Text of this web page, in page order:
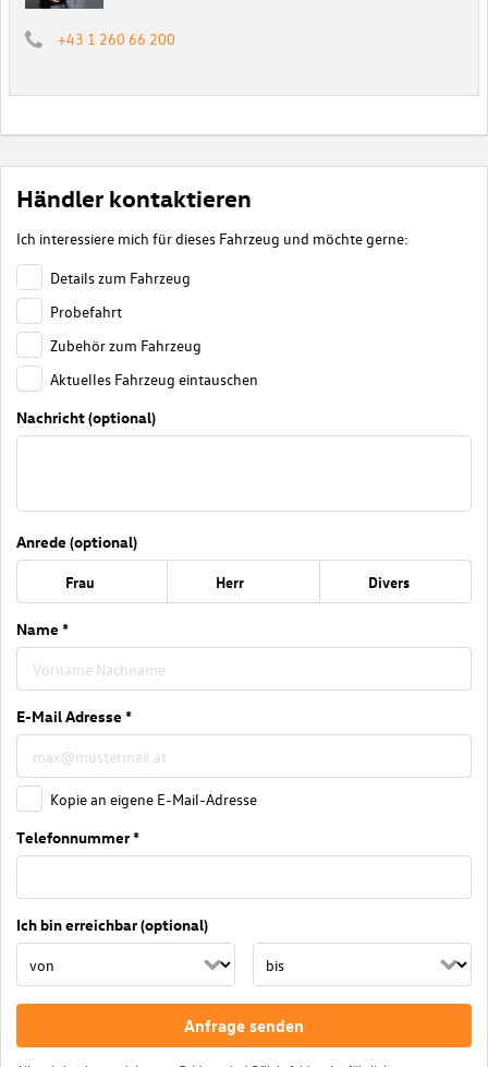
+43 1 260 66 200
Händler kontaktieren
Ich interessiere mich für dieses Fahrzeug und möchte gerne:
Details zum Fahrzeug
Probefahrt
Zubehör zum Fahrzeug
Aktuelles Fahrzeug eintauschen
Nachricht (optional)
Anrede (optional)
Frau Herr Divers
Name *
E-Mail Adresse *
Kopie an eigene E-Mail-Adresse
Telefonnummer *
Ich bin erreichbar (optional)
Anfrage senden